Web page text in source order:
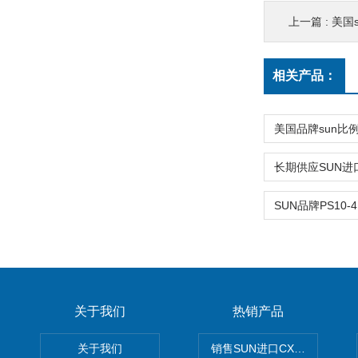
上一篇 : 美国
相关产品：
关于我们
关于我们
热销产品
销售SUN进口CXGDXCN插